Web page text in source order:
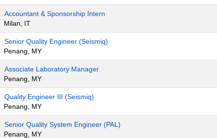
Accountant & Sponsorship Intern
Milan, IT
Senior Quality Engineer (Seismiq)
Penang, MY
Associate Laboratory Manager
Penang, MY
Quality Engineer III (Seismiq)
Penang, MY
Senior Quality System Engineer (PAL)
Penang, MY